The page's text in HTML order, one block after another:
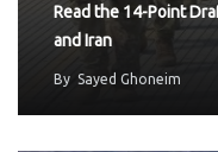
Read the 14-Point
and Iran
By Sayed Ghoneim